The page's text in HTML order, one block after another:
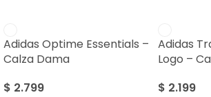
Adidas Optime Essentials –
Calza Dama
$ 2.799
Adidas
Logo –
$ 2.199